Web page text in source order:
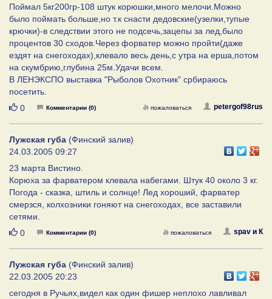
Поймал 5кг200гр-108 штук корюшки,много мелочи.Можно
было поймать больше,но т.к снасти дедовские(узелки,тупые
крючки)-в следствии этого не подсечь,зацепы за лед,было
процентов 30 сходов.Через форватер можно пройти(даже
ездят на снегоходах),клевало весь день,с утра на ерша,потом
на скумбрию,глубина 25м.Удачи всем.
В ЛЕНЭКСПО выставка "Рыболов Охотник" србираюсь
посетить.
Нравится
0 Комментарии (0) petergof98rus
пожаловаться
Лужская губа (Финский залив)
24.03.2005 09:27
23 марта Вистино.
Корюха за фарватером клевала набегами. Штук 40 около 3 кг.
Погода - сказка, штиль и солнце! Лед хороший, фарватер
смерзся, колхозники гоняют на снегоходах, все заставили
сетями.
Нравится
0 Комментарии (0) spav и К
пожаловаться
Лужская губа (Финский залив)
22.03.2005 20:23
сегодня в Ручьях,видел как один фишер неплохо лавливал